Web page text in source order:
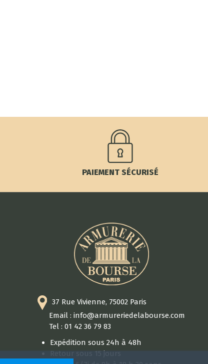
PAIEMENT SÉCURISÉ
37 Rue Vivienne, 75002 Paris
Email : info@armureriedelabourse.com
Tel : 01 42 36 79 83
Expédition sous 24h à 48h
Retour sous 15 jours